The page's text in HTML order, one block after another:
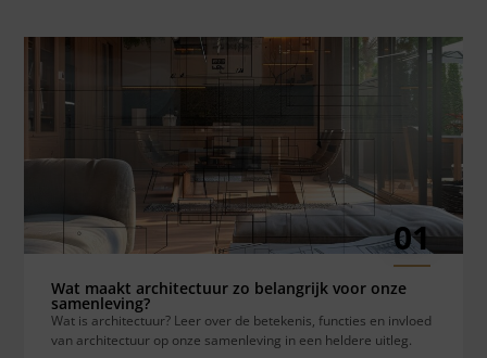
01
Wat maakt architectuur zo belangrijk voor onze
samenleving?
Wat is architectuur? Leer over de betekenis, functies en invloed
van architectuur op onze samenleving in een heldere uitleg.